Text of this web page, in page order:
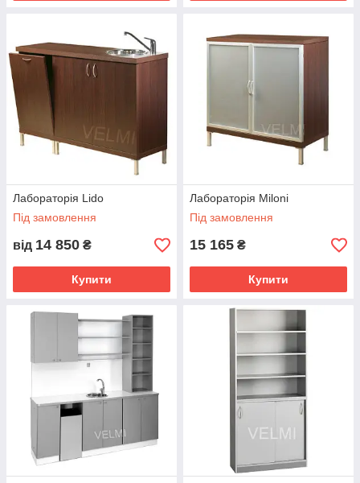
Лабораторія Lido
Під замовлення
від 14 850 ₴
Купити
Лабораторія Miloni
Під замовлення
15 165 ₴
Купити